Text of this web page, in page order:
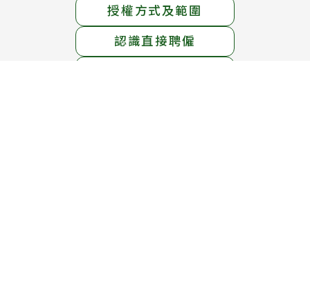
授權方式及範圍
認識直接聘僱